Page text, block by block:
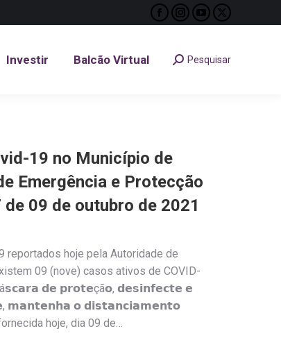
Facebook
opens
Instagram
opens
YouTube
opens
X
opens
Investir Balcão Virtual Search:Pesquisar
19 no Município de
Emergência e Protecção
09 de outubro de 2021
hoje pela Autoridade de
09 (nove) casos ativos de COVID-
𝗱𝗲 𝗽𝗿𝗼𝘁𝗲çã𝗼, 𝗱𝗲𝘀𝗶𝗻𝗳𝗲𝗰𝘁𝗲 𝗲
𝗺𝗮𝗻𝘁𝗲𝗻𝗵𝗮 𝗼 𝗱𝗶𝘀𝘁𝗮𝗻𝗰𝗶𝗮𝗺𝗲𝗻𝘁𝗼
hoje, dia 09 de…
Investir Balcão Virtual Search:
Pesquisar